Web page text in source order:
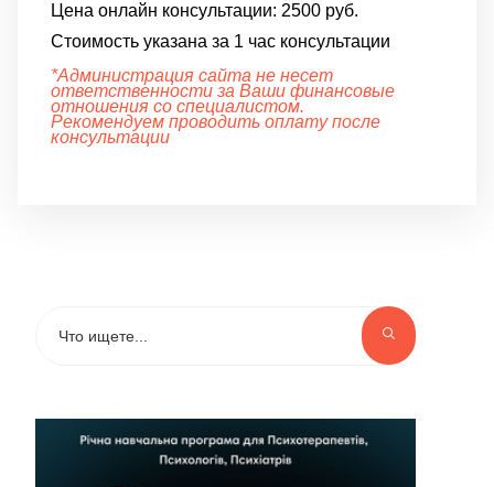
Цена онлайн консультации: 2500 руб.
Стоимость указана за 1 час консультации
*Администрация сайта не несет
ответственности за Ваши финансовые
отношения со специалистом.
Рекомендуем проводить оплату после
консультации